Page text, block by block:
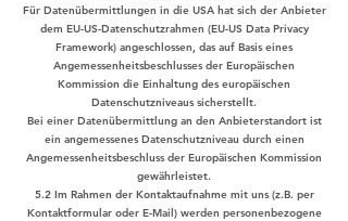
Für Datenübermittlungen in die USA hat sich der Anbieter
dem EU-US-Datenschutzrahmen (EU-US Data Privacy
Framework) angeschlossen, das auf Basis eines
Angemessenheitsbeschlusses der Europäischen
Kommission die Einhaltung des europäischen
Datenschutzniveaus sicherstellt.
Bei einer Datenübermittlung an den Anbieterstandort ist
ein angemessenes Datenschutzniveau durch einen
Angemessenheitsbeschluss der Europäischen Kommission
gewährleistet.
5.2 Im Rahmen der Kontaktaufnahme mit uns (z.B. per
Kontaktformular oder E-Mail) werden personenbezogene